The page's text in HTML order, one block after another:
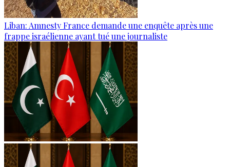
Liban: Amnesty France demande une enquête après une
frappe israélienne ayant tué une journaliste